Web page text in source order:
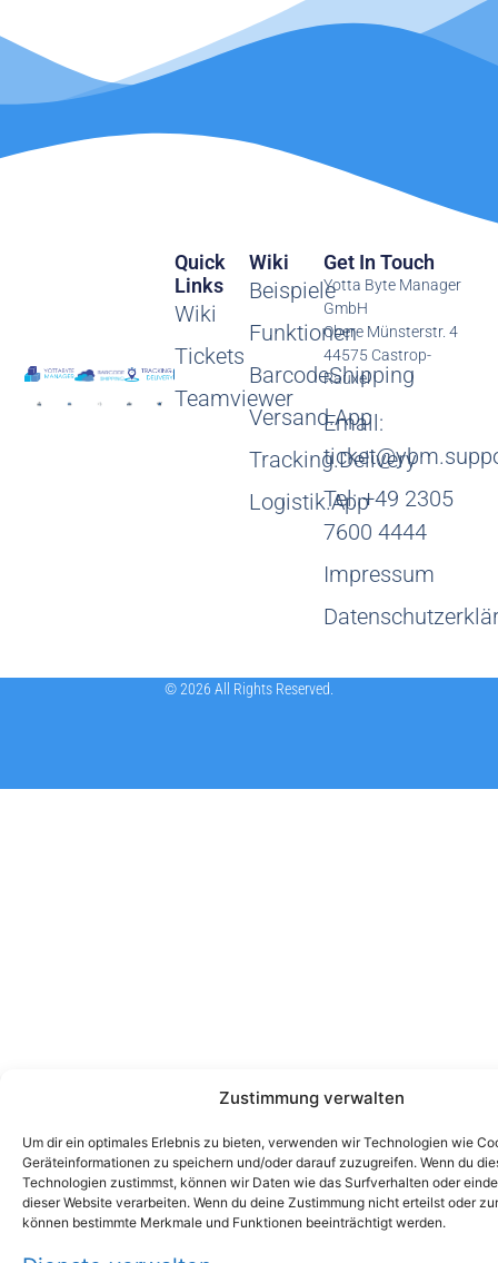
Zustimmung verwalten
Um dir ein optimales Erlebnis zu bieten, verwenden wir Technologien wie
Geräteinformationen zu speichern und/oder darauf zuzugreifen. Wenn du
Technologien zustimmst, können wir Daten wie das Surfverhalten oder
dieser Website verarbeiten. Wenn du deine Zustimmung nicht erteilst oder
können bestimmte Merkmale und Funktionen beeinträchtigt werden.
Wiki
Beispiele
Funktionen
BarcodeShipping
Versand.App
Tracking.Delivery
Logistik.App
Quick
Links
Wiki
Tickets
Teamviewer
Get In Touch
Yotta Byte Manager
GmbH
Obere Münsterstr. 4
44575 Castrop-
Rauxel
Email:
Tel: +49 2305
7600 4444
Impressum
© 2026 All Rights Reserved.